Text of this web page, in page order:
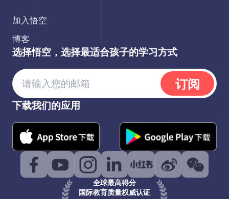
加入悟空
博客
选择悟空，选择最适合孩子的学习方式
订阅
下载我们的应用
全球最高得分
国际教育质量权威认证